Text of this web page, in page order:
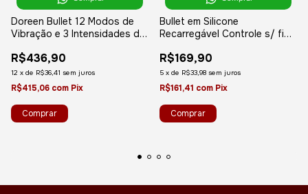
Doreen Bullet 12 Modos de
Vibração e 3 Intensidades de
- Pretty Love
R$436,90
12 x de R$36,41 sem juros
R$415,06 com Pix
Bullet em Silicone
Recarregável Controle s/ fio
wa - 10 Vibrações - Rosa
R$169,90
5 x de R$33,98 sem juros
R$161,41 com Pix